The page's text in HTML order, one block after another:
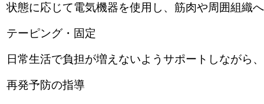
状態に応じて電気機器を使用し、筋肉や周囲組織
テーピング・固定
日常生活で負担が増えないようサポートしながら
再発予防の指導